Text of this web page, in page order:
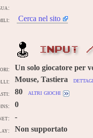
Cerca nel sito
INPUT /
Un solo giocatore per
Mouse, Tastiera
80 altri giochi
0
-
Non supportato